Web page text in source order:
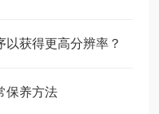
获得更高分辨率？
保养方法